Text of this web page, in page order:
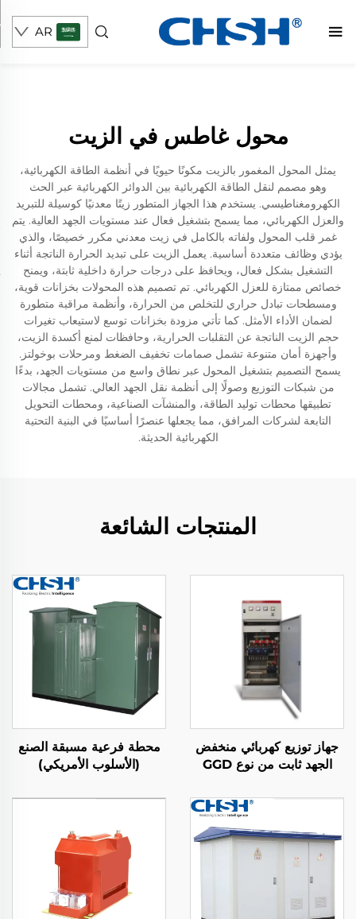
AR
محول غاطس في الزيت
يمثل المحول المغمور بالزيت مكونًا حيويًا في أنظمة الطاقة الكهربائية،
وهو مصمم لنقل الطاقة الكهربائية بين الدوائر الكهربائية عبر الحث
الكهرومغناطيسي. يستخدم هذا الجهاز المتطور زيتًا معدنيًا كوسيلة للتبريد
والعزل الكهربائي، مما يسمح بتشغيل فعال عند مستويات الجهد العالية. يتم
غمر قلب المحول ولفاته بالكامل في زيت معدني مكرر خصيصًا، والذي
يؤدي وظائف متعددة أساسية. يعمل الزيت على تبديد الحرارة الناتجة أثناء
التشغيل بشكل فعال، ويحافظ على درجات حرارة داخلية ثابتة، ويمنح
خصائص ممتازة للعزل الكهربائي. تم تصميم هذه المحولات بخزانات قوية،
ومسطحات تبادل حراري للتخلص من الحرارة، وأنظمة مراقبة متطورة
لضمان الأداء الأمثل. كما تأتي مزودة بخزانات توسع لاستيعاب تغيرات
حجم الزيت الناتجة عن التقلبات الحرارية، وحافظات لمنع أكسدة الزيت،
وأجهزة أمان متنوعة تشمل صمامات تخفيف الضغط ومرحلات بوخولتز.
يسمح التصميم بتشغيل المحول عبر نطاق واسع من مستويات الجهد، بدءًا
من شبكات التوزيع وصولًا إلى أنظمة نقل الجهد العالي. تشمل مجالات
تطبيقها محطات توليد الطاقة، والمنشآت الصناعية، ومحطات التحويل
التابعة لشركات المرافق، مما يجعلها عنصرًا أساسيًا في البنية التحتية
الكهربائية الحديثة.
المنتجات الشائعة
جهاز توزيع كهربائي منخفض
الجهد ثابت من نوع GGD
محطة فرعية مسبقة الصنع
(الأسلوب الأمريكي)